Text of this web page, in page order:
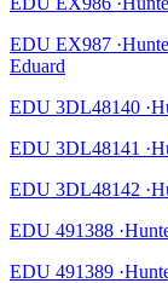
EDU EX987
Eduard
EDU 3DL48140
EDU 3DL48141
EDU 3DL48142
EDU 491388
EDU 491389